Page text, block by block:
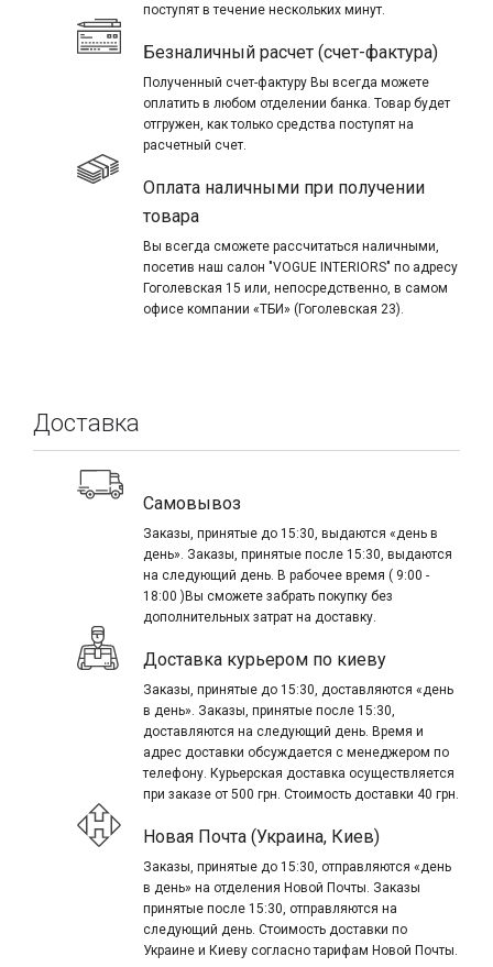
поступят в течение нескольких минут.
Безналичный расчет (счет-фактура)
Полученный счет-фактуру Вы всегда можете
оплатить в любом отделении банка. Товар будет
отгружен, как только средства поступят на
расчетный счет.
Оплата наличными при получении
товара
Вы всегда сможете рассчитаться наличными,
посетив наш салон "VOGUE INTERIORS" по адресу
Гоголевская 15 или, непосредственно, в самом
офисе компании «ТБИ» (Гоголевская 23).
Доставка
Самовывоз
Заказы, принятые до 15:30, выдаются «день в
день». Заказы, принятые после 15:30, выдаются
на следующий день. В рабочее время ( 9:00 -
18:00 )Вы сможете забрать покупку без
дополнительных затрат на доставку.
Доставка курьером по киеву
Заказы, принятые до 15:30, доставляются «день
в день». Заказы, принятые после 15:30,
доставляются на следующий день. Время и
адрес доставки обсуждается с менеджером по
телефону. Курьерская доставка осуществляется
при заказе от 500 грн. Стоимость доставки 40 грн.
Новая Почта (Украина, Киев)
Заказы, принятые до 15:30, отправляются «день
в день» на отделения Новой Почты. Заказы
принятые после 15:30, отправляются на
следующий день. Стоимость доставки по
Украине и Киеву согласно тарифам Новой Почты.